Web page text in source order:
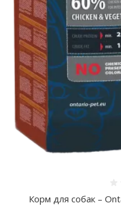
Корм для собак –